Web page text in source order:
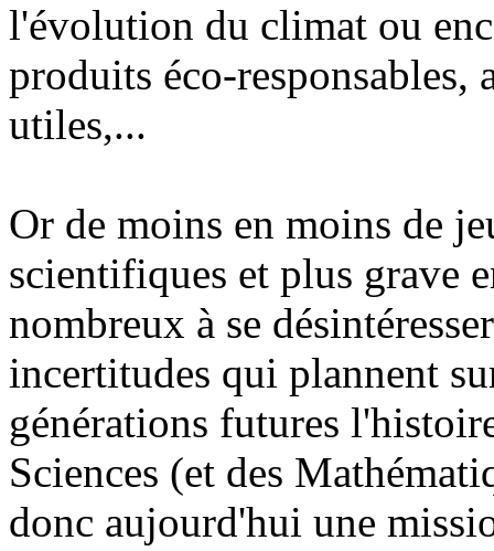
l'évolution du climat ou
produits éco-
utiles,...
Or de moins en moins de
scientifiques et plus grave
nombreux à se
incertitudes qui plannent
générations futures
Sciences (et des
donc aujourd'hui une